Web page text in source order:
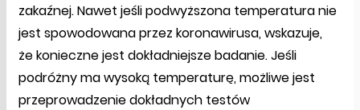
zakaźnej. Nawet jeśli podwyższona temperatura nie
jest spowodowana przez koronawirusa, wskazuje,
że konieczne jest dokładniejsze badanie. Jeśli
podróżny ma wysoką temperaturę, możliwe jest
przeprowadzenie dokładnych testów